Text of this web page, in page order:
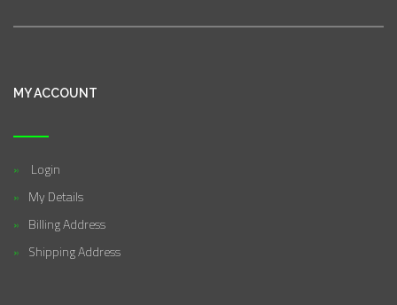
MY ACCOUNT
Login
My Details
Billing Address
Shipping Address